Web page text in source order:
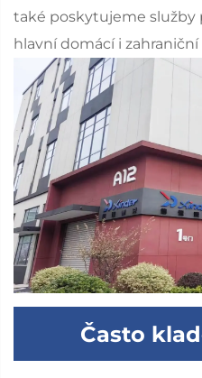
také poskytujeme služby
hlavní domácí i zahraniční
Často